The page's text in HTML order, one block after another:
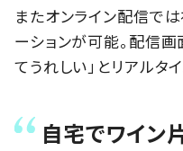
またオンライン配信で
ーションが可能。配信画
てうれしい」とリアルタ
自宅でワイン